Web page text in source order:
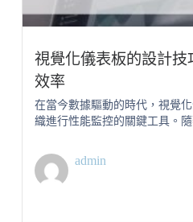
視覺化儀表板的設計技
效率
在當今數據驅動的時代，視覺化
織進行性能監控的關鍵工具。
admin